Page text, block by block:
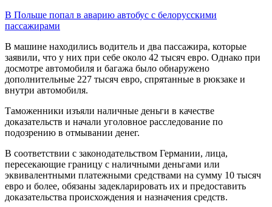
В Польше попал в аварию автобус с белорусскими
пассажирами
В машине находились водитель и два пассажира, которые
заявили, что у них при себе около 42 тысяч евро. Однако при
досмотре автомобиля и багажа было обнаружено
дополнительные 227 тысяч евро, спрятанные в рюкзаке и
внутри автомобиля.
Таможенники изъяли наличные деньги в качестве
доказательств и начали уголовное расследование по
подозрению в отмывании денег.
В соответствии с законодательством Германии, лица,
пересекающие границу с наличными деньгами или
эквивалентными платежными средствами на сумму 10 тысяч
евро и более, обязаны задекларировать их и предоставить
доказательства происхождения и назначения средств.